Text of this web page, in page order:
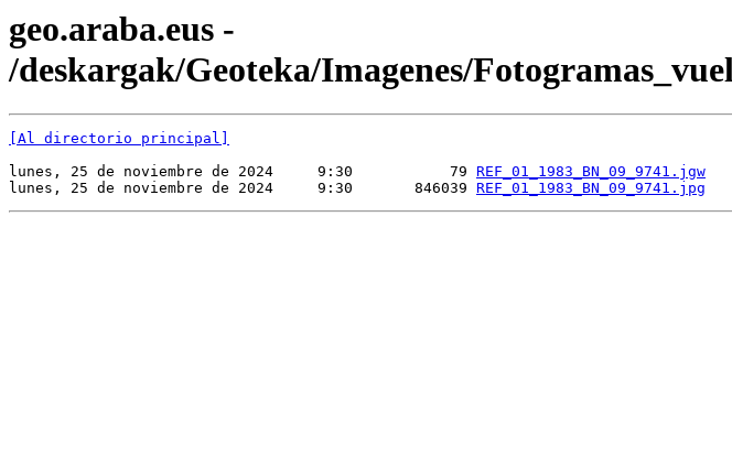
geo.araba.eus -
/deskargak/Geoteka/Imagenes/
[Al directorio principal]
lunes, 25 de noviembre de 2024     9:30           79 REF_01_1983_BN_09_9741.jgw
lunes, 25 de noviembre de 2024     9:30       846039 REF_01_1983_BN_09_9741.jpg